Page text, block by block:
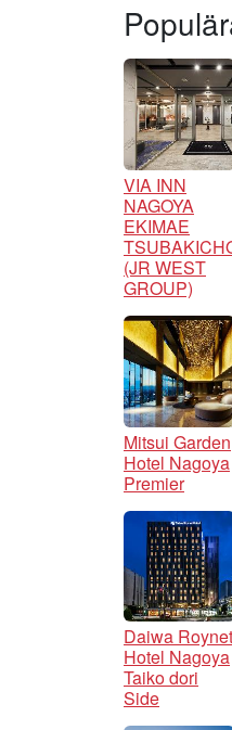
VIA INN
NAGOYA
EKIMAE
(JR WEST
GROUP)
Mitsui Garden
Hotel Nagoya
Premier
Daiwa Roynet
Hotel Nagoya
Taiko dori
Side